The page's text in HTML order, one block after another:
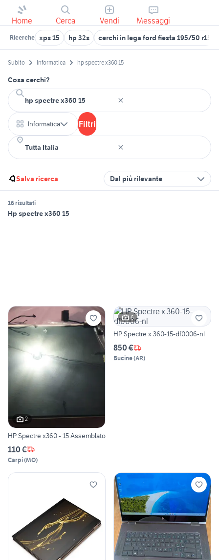
Home Cerca Vendi Messaggi
Ricerche xps 15 hp 32s cerchi in lega ford fiesta 195/50 r15
Subito Informatica hp spectre x360 15
Cosa cerchi?
Informatica Filtri
Salva ricerca Dal più rilevante
16 risultati
Hp spectre x360 15
2
HP Spectre x360 - 15 Assemblato
110 €
Carpi(MO)
6
HP Spectre x 360-15-df0006-nl
850 €
Bucine(AR)